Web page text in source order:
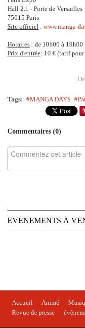
Hall 2.1 - Porte de Versailles
75015 Paris
Site officiel : www.manga-
Horaires : de 10h00 à 19h00
Prix d'entrée: 10 € (tarif
Tags: MANGA DAYS
Commentaires (0)
EVENEMENTS À
Accueil Animé
Revue de presse